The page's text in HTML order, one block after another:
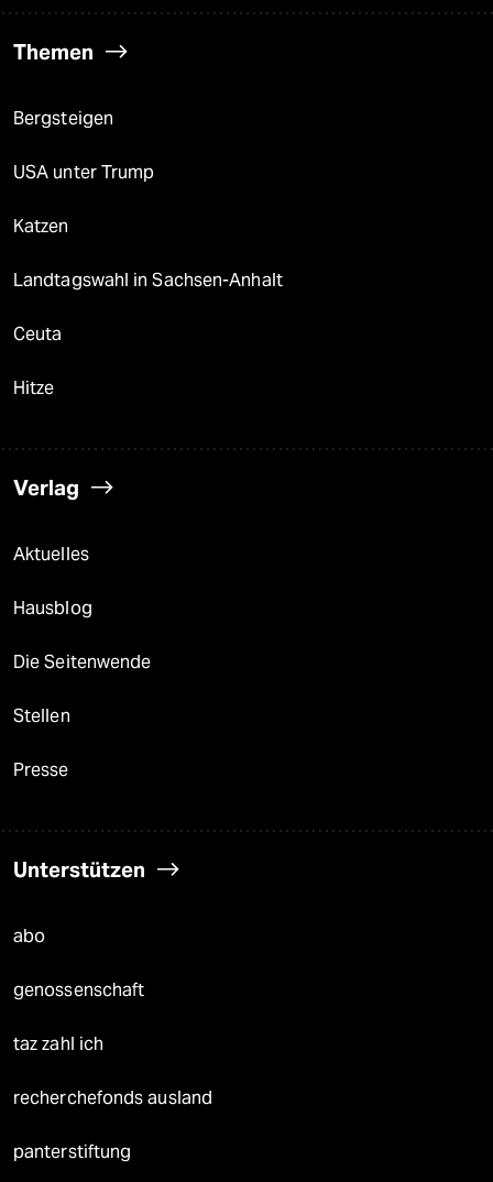
Themen
Bergsteigen
USA unter Trump
Katzen
Landtagswahl in Sachsen-Anhalt
Ceuta
Hitze
Verlag
Aktuelles
Hausblog
Die Seitenwende
Stellen
Presse
Unterstützen
abo
genossenschaft
taz zahl ich
recherchefonds ausland
panterstiftung